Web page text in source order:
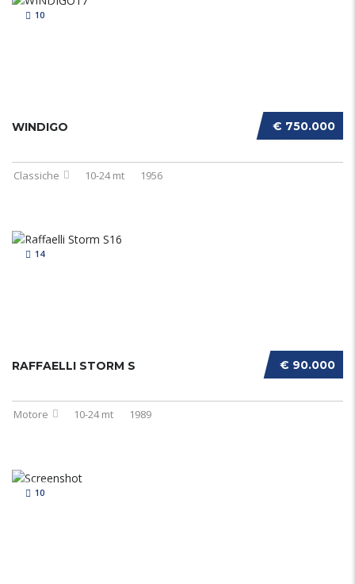
10
€ 750.000
WINDIGO
Classiche 10-24 mt 1956
14
€ 90.000
RAFFAELLI STORM S
Motore 10-24 mt 1989
10